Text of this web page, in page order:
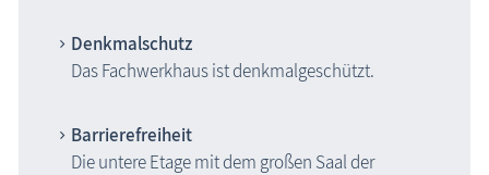
Denkmalschutz
Das Fachwerkhaus ist denkmalgeschützt.
Barrierefreiheit
Die untere Etage mit dem großen Saal der